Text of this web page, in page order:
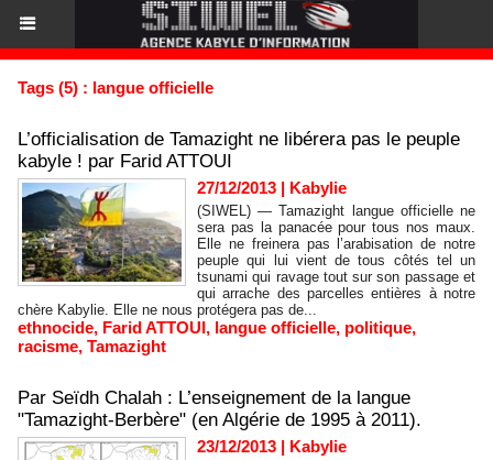
Tags (5) : langue officielle
L’officialisation de Tamazight ne libérera pas le peuple
kabyle ! par Farid ATTOUI
27/12/2013 | Kabylie
(SIWEL) — Tamazight langue officielle ne
sera pas la panacée pour tous nos maux.
Elle ne freinera pas l’arabisation de notre
peuple qui lui vient de tous côtés tel un
tsunami qui ravage tout sur son passage et
qui arrache des parcelles entières à notre
chère Kabylie. Elle ne nous protégera pas de...
ethnocide, Farid ATTOUI, langue officielle, politique,
racisme, Tamazight
Par Seïdh Chalah : L’enseignement de la langue
"Tamazight-Berbère" (en Algérie de 1995 à 2011).
23/12/2013 | Kabylie